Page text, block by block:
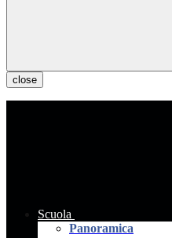
close
Scuola
Panoramica